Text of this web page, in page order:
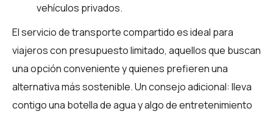
vehículos privados.
El servicio de transporte compartido es ideal para
viajeros con presupuesto limitado, aquellos que buscan
una opción conveniente y quienes prefieren una
alternativa más sostenible. Un consejo adicional: lleva
contigo una botella de agua y algo de entretenimiento